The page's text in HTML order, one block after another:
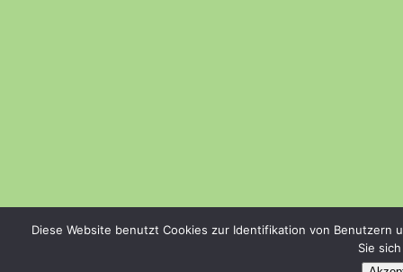
Diese Website benutzt Cookies zur Identifikation von
Sie